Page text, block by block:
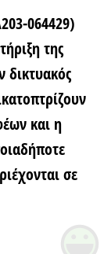
064429)
της
και η
σε